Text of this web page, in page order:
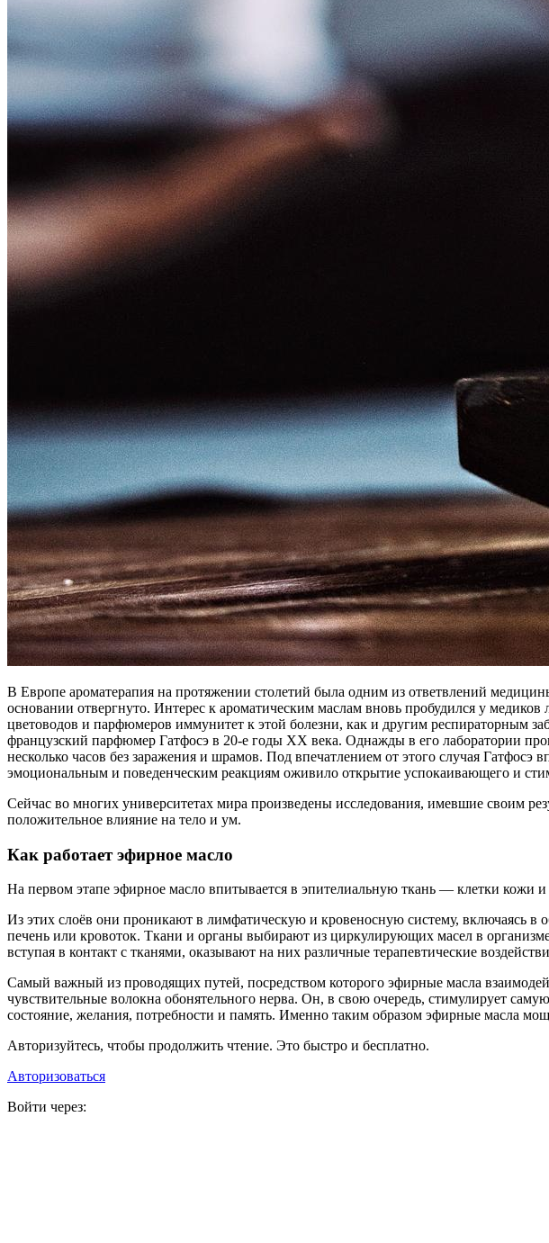
В Европе ароматерапия на протяжении столетий была одним из ответвлений
основании отвергнуто. Интерес к ароматическим маслам вновь пробудился у
цветоводов и парфюмеров иммунитет к этой болезни, как и другим респираторным
французский парфюмер Гатфосэ в 20-е годы XX века. Однажды в его лаборатории
несколько часов без заражения и шрамов. Под впечатлением от этого случая
эмоциональным и поведенческим реакциям оживило открытие успокаивающего и
Сейчас во многих университетах мира произведены исследования, имевшие своим
положительное влияние на тело и ум.
Как работает эфирное масло
На первом этапе эфирное масло впитывается в эпителиальную ткань — клетки кожи
Из этих слоёв они проникают в лимфатическую и кровеносную систему, включаясь
печень или кровоток. Ткани и органы выбирают из циркулирующих масел в
вступая в контакт с тканями, оказывают на них различные терапевтические
Самый важный из проводящих путей, посредством которого эфирные масла
чувствительные волокна обонятельного нерва. Он, в свою очередь, стимулирует
состояние, желания, потребности и память. Именно таким образом эфирные масла
Авторизуйтесь, чтобы продолжить чтение. Это быстро и бесплатно.
Авторизоваться
Войти через: